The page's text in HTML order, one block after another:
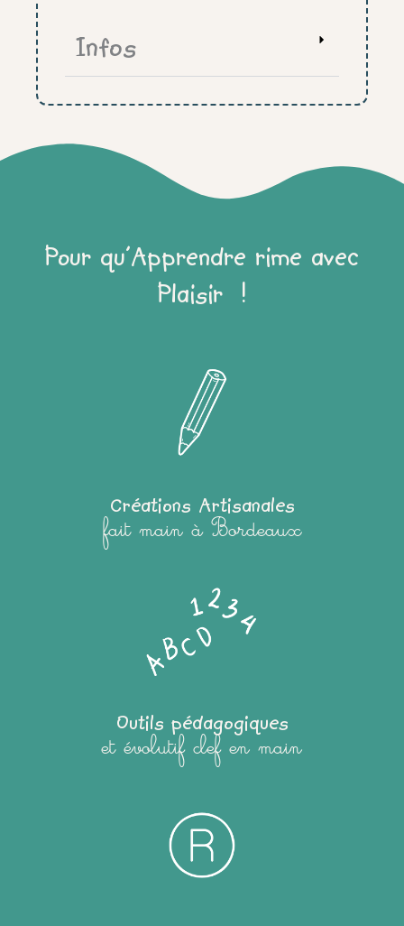
Infos
Pour qu'Apprendre rime avec
Plaisir !
Créations Artisanales
fait main à Bordeaux
Outils pédagogiques
et évolutif clef en main